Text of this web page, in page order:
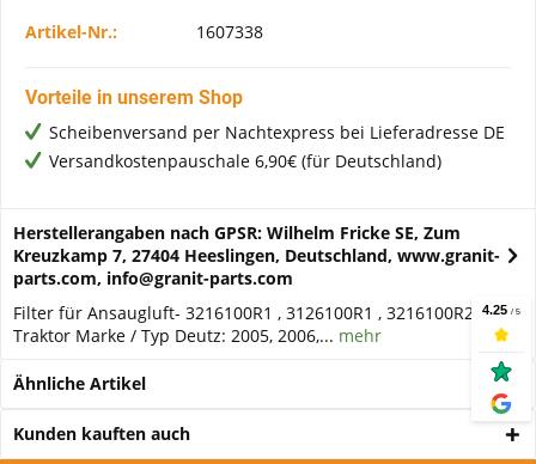
Artikel-Nr.: 1607338
Vorteile in unserem Shop
Scheibenversand per Nachtexpress bei Lieferadresse DE
Versandkostenpauschale 6,90€ (für Deutschland)
Herstellerangaben nach GPSR: Wilhelm Fricke SE, Zum
Kreuzkamp 7, 27404 Heeslingen, Deutschland, www.granit-
parts.com, info@granit-parts.com
Filter für Ansaugluft- 3216100R1 , 3126100R1 , 3216100R2
Traktor Marke / Typ Deutz: 2005, 2006,... mehr
Ähnliche Artikel
Kunden kauften auch